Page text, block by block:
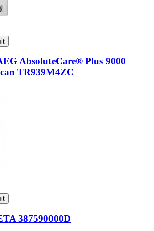
AbsoluteCare® Plus 9000
TR939M4ZC
387590000D